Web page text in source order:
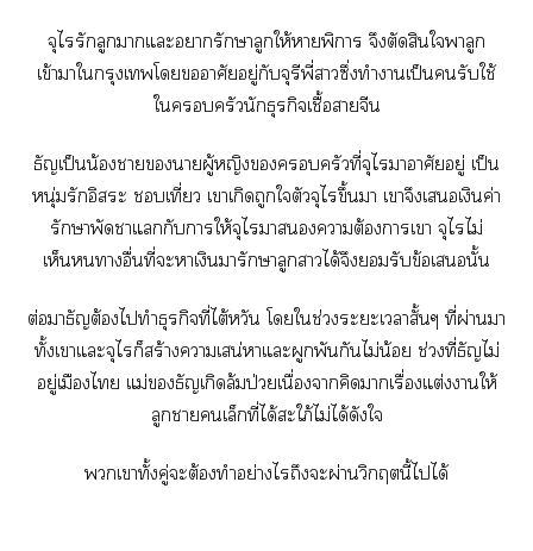
จุไรรักลูกาแะารักษาลูกให้าพิการ จึงตัดสินใพาลูก
เข้าาใกรุงเโอาศัยอยู่กับจุรีพี่าซึ่งทำาเป็นรับใช้
ใครัวนักธุรกิจเชื้อาจีน
ธัญเป็นน้องาาผู้หญิงครัวที่จุไราอาศัยอยู่ เป็น
หนุ่มรักอิสระ เที่ยว เาเกิดถูกใตัวจุไรขึ้นา เาจึงเเงินค่า
รักษาพัดาแกับาให้จุไราาต้องาเา จุไรไม่
เห็นาอื่นที่ะาเงินมารักษาลูกาได้จึงรับข้อเนั้น
ต่อมาธัญต้องไทำธุรกิจที่ไต้หวัน โใช่วงะะเาสั้นๆ ที่ผ่านมา
ทั้งเาแะจุไรก็สร้างาเสน่หาแะผูกพันกันไม่น้อย ช่วงที่ธัญไม่
อยู่เมืองไ แม่ธัญเกิดล้มป่วยเนื่องจากคิดาเรื่องแต่งาให้
ลูกาเล็กที่ได้สะใภ้ไม่ได้ดังใ
เาทั้งคู่ะต้องทำอย่างไรถึงะผ่านวิกฤตนี้ไได้